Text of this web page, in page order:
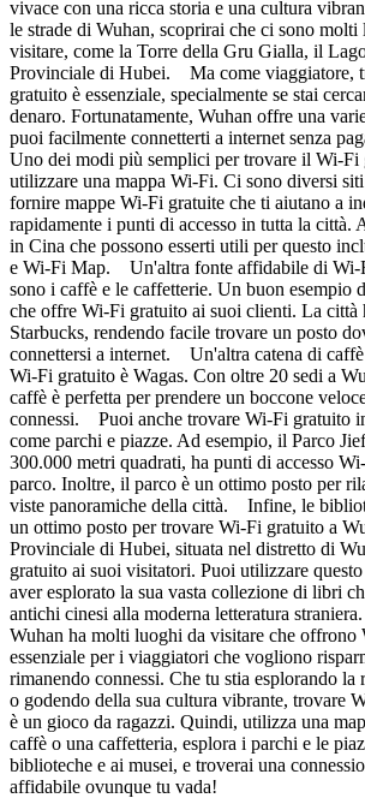
vivace con una ricca storia e una cultura
le strade di Wuhan, scoprirai che ci sono
visitare, come la Torre della Gru Gialla, il
Provinciale di Hubei. Ma come viaggiatore,
gratuito è essenziale, specialmente se stai
denaro. Fortunatamente, Wuhan offre una
puoi facilmente connetterti a internet senza
Uno dei modi più semplici per trovare il Wi-Fi
utilizzare una mappa Wi-Fi. Ci sono diversi
fornire mappe Wi-Fi gratuite che ti aiutano a
rapidamente i punti di accesso in tutta la città.
in Cina che possono esserti utili per questo
e Wi-Fi Map. Un'altra fonte affidabile di Wi-
sono i caffè e le caffetterie. Un buon esempio
che offre Wi-Fi gratuito ai suoi clienti. La città
Starbucks, rendendo facile trovare un posto
connettersi a internet. Un'altra catena di
Wi-Fi gratuito è Wagas. Con oltre 20 sedi a
caffè è perfetta per prendere un boccone
connessi. Puoi anche trovare Wi-Fi gratuito
come parchi e piazze. Ad esempio, il Parco
300.000 metri quadrati, ha punti di accesso
parco. Inoltre, il parco è un ottimo posto per
viste panoramiche della città. Infine, le
un ottimo posto per trovare Wi-Fi gratuito a
Provinciale di Hubei, situata nel distretto di
gratuito ai suoi visitatori. Puoi utilizzare
aver esplorato la sua vasta collezione di libri
antichi cinesi alla moderna letteratura
Wuhan ha molti luoghi da visitare che offrono
essenziale per i viaggiatori che vogliono
rimanendo connessi. Che tu stia esplorando la
o godendo della sua cultura vibrante, trovare
è un gioco da ragazzi. Quindi, utilizza una
caffè o una caffetteria, esplora i parchi e le
biblioteche e ai musei, e troverai una
affidabile ovunque tu vada!